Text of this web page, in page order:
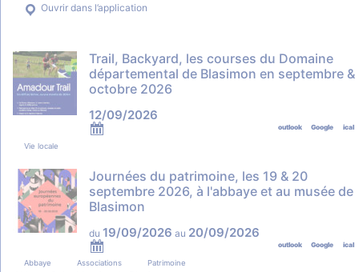
Ouvrir dans l’application
Trail, Backyard, les courses du Domaine
départemental de Blasimon en septembre &
octobre 2026
12/09/2026
ical
Google
outlook
Vie locale
Journées du patrimoine, les 19 & 20
septembre 2026, à l'abbaye et au musée de
Blasimon
du 19/09/2026 au 20/09/2026
ical
Google
outlook
Abbaye Associations Patrimoine